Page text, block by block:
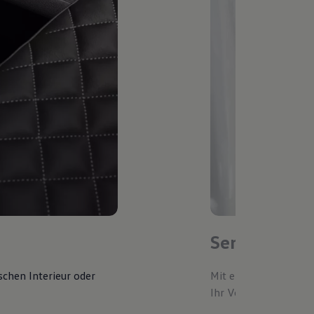
Interieur oder
Service-
Mit einem
Ihr Volkswagen